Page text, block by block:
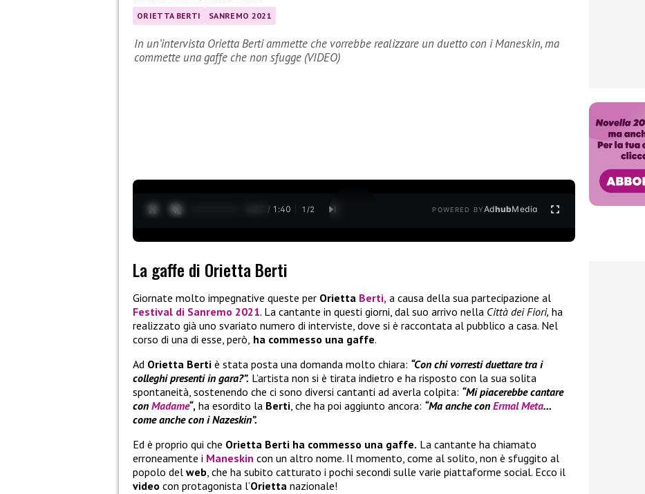
ORIETTA BERTI SANREMO 2021
In un’intervista Orietta Berti ammette che vorrebbe realizzare un duetto con i Maneskin, ma
commette una gaffe che non sfugge (VIDEO)
0:28 / 1:40 1 /2 POWERED BYAdhubMedia
La gaffe di Orietta Berti
Giornate molto impegnative queste per Orietta Berti, a causa della sua partecipazione al
Festival di Sanremo 2021. La cantante in questi giorni, dal suo arrivo nella Città dei Fiori, ha
realizzato già uno svariato numero di interviste, dove si è raccontata al pubblico a casa. Nel
corso di una di esse, però, ha commesso una gaffe.
Ad Orietta Berti è stata posta una domanda molto chiara: “Con chi vorresti duettare tra i
colleghi presenti in gara?”. L’artista non si è tirata indietro e ha risposto con la sua solita
spontaneità, sostenendo che ci sono diversi cantanti ad averla colpita: “Mi piacerebbe cantare
con Madame“, ha esordito la Berti, che ha poi aggiunto ancora: “Ma anche con Ermal Meta…
come anche con i Nazeskin”.
Ed è proprio qui che Orietta Berti ha commesso una gaffe. La cantante ha chiamato
erroneamente i Maneskin con un altro nome. Il momento, come al solito, non è sfuggito al
popolo del web, che ha subito catturato i pochi secondi sulle varie piattaforme social. Ecco il
video con protagonista l’Orietta nazionale!